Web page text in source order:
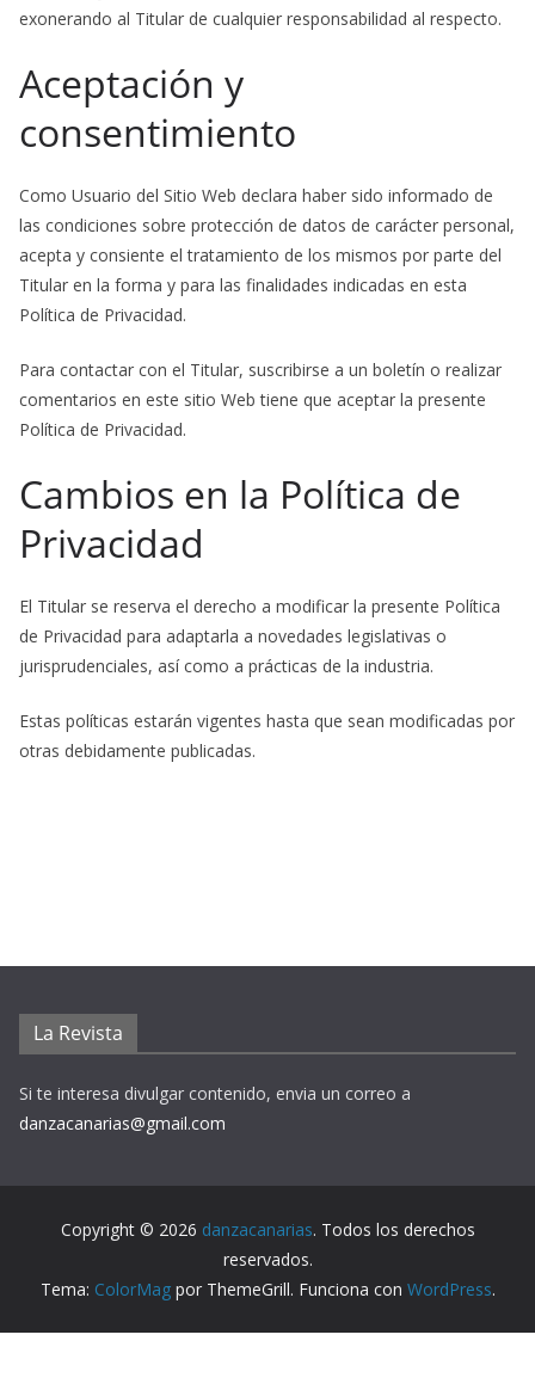
exonerando al Titular de cualquier responsabilidad al respecto.
Aceptación y
consentimiento
Como Usuario del Sitio Web declara haber sido informado de
las condiciones sobre protección de datos de carácter personal,
acepta y consiente el tratamiento de los mismos por parte del
Titular en la forma y para las finalidades indicadas en esta
Política de Privacidad.
Para contactar con el Titular, suscribirse a un boletín o realizar
comentarios en este sitio Web tiene que aceptar la presente
Política de Privacidad.
Cambios en la Política de
Privacidad
El Titular se reserva el derecho a modificar la presente Política
de Privacidad para adaptarla a novedades legislativas o
jurisprudenciales, así como a prácticas de la industria.
Estas políticas estarán vigentes hasta que sean modificadas por
otras debidamente publicadas.
La Revista
Si te interesa divulgar contenido, envia un correo a
danzacanarias@gmail.com
Copyright © 2026 danzacanarias. Todos los derechos
reservados.
Tema: ColorMagpor ThemeGrill. Funciona con WordPress.